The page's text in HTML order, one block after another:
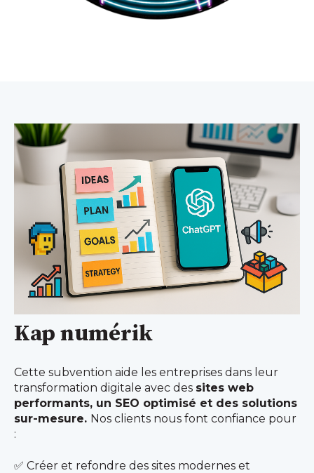
Kap numérik
Cette subvention aide les entreprises dans leur
transformation digitale avec des sites web
performants, un SEO optimisé et des solutions
sur-mesure. Nos clients nous font confiance pour
:
✅ Créer et refondre des sites modernes et